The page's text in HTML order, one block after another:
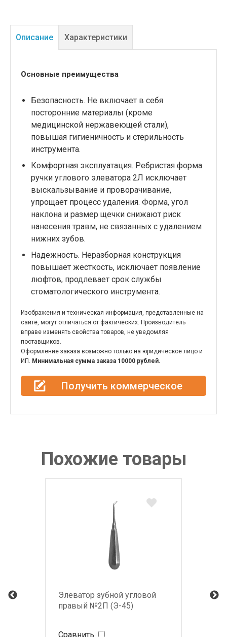
Описание Характеристики
Основные преимущества
Безопасность. Не включает в себя
посторонние материалы (кроме
медицинской нержавеющей стали),
повышая гигиеничность и стерильность
инструмента.
Комфортная эксплуатация. Ребристая форма
ручки углового элеватора 2Л исключает
выскальзывание и проворачивание,
упрощает процесс удаления. Форма, угол
наклона и размер щечки снижают риск
нанесения травм, не связанных с удалением
нижних зубов.
Надежность. Неразборная конструкция
повышает жесткость, исключает появление
люфтов, продлевает срок службы
стоматологического инструмента.
Изображения и техническая информация, представленные на
сайте, могут отличаться от фактических. Производитель
вправе изменять свойства товаров, не уведомляя
поставщиков.
Оформление заказа возможно только на юридическое лицо и
ИП. Минимальная сумма заказа 10000 рублей.
Получить коммерческое
Похожие товары
Элеватор зубной угловой
правый №2П (Э-45)
Сравнить